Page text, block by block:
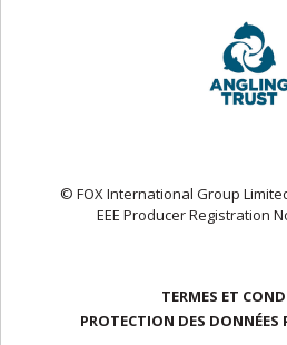
© FOX International Group
EEE Producer Registration
TERMES ET
PROTECTION DES DONNÉES